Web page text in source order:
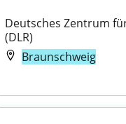
Deutsches Zentrum
(DLR)
Braunschweig